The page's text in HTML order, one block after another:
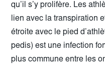
qu’il s’y prolifère. Les
lien avec la transpiration
étroite avec le pied
pedis) est une infection
plus commune entre les